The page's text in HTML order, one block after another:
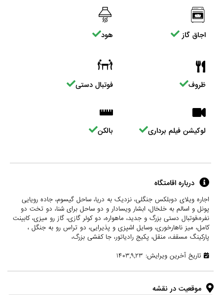
اجاق گاز هود
ظروف فوتبال دستی
لوکیشن فیلم برداری بالکن
درباره اقامتگاه
اجاره ویلای دوبلکس جنگلی، نزدیک به دریا، ساحل گیسوم، جاده رویایی
پونل و اسالم به خلخال، ابشار ویسادار و دو ساحل برای شنا، دو تخت دو
نفره،فوتبال دستی بزرگ و جدید، ماهواره، دو کولر گازی، گاز رو میزی، کابینت
کامل، میز ناهارخوری، وسایل اشپزی و پذیرایی، دو تراس رو به جنگل ،
پارکینگ مسقف، منقل، پکیج رادیاتور، جا کفشی بزرگ،
تاریخ آخرین ویرایش: ۱۴۰۳,۹,۲۳
موقعیت در نقشه